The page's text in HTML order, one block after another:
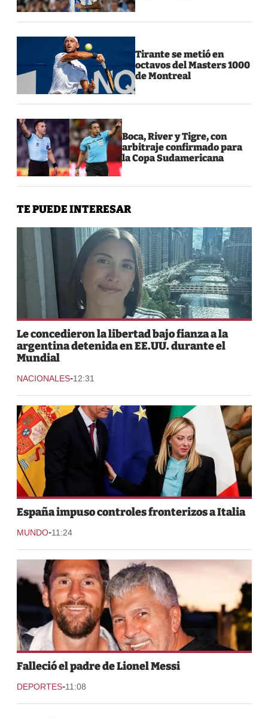
Tirante se metió en
octavos del Masters 1000
de Montreal
Boca, River y Tigre, con
arbitraje confirmado para
la Copa Sudamericana
TE PUEDE INTERESAR
Le concedieron la libertad bajo fianza a la
argentina detenida en EE.UU. durante el
Mundial
NACIONALES-12:31
España impuso controles fronterizos a Italia
MUNDO-11:24
Falleció el padre de Lionel Messi
DEPORTES-11:08